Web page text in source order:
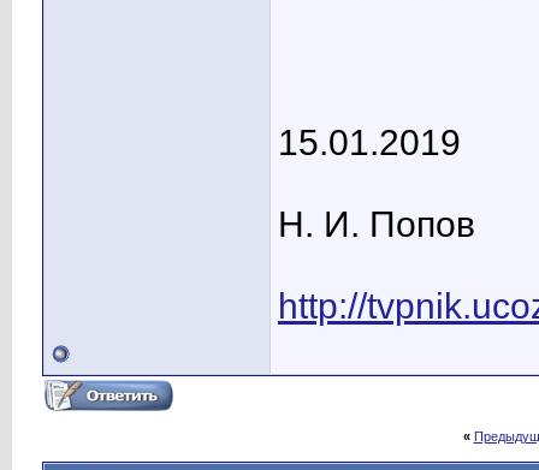
15.01.2019
Н. И. Попов
http://
«